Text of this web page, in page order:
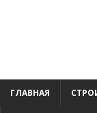
ГЛАВНАЯ